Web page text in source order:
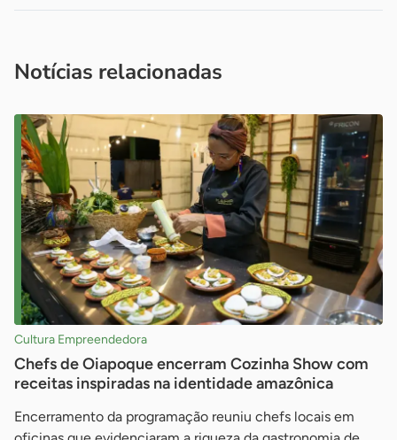
Notícias relacionadas
Cultura Empreendedora
Chefs de Oiapoque encerram Cozinha Show com
receitas inspiradas na identidade amazônica
Encerramento da programação reuniu chefs locais em